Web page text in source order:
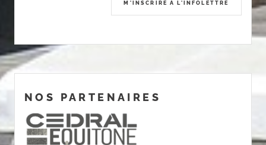
NOS PARTENAIRES